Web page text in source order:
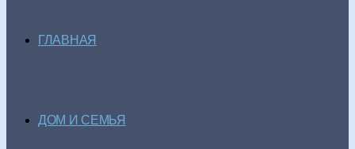
ГЛАВНАЯ
ДОМ И СЕМЬЯ